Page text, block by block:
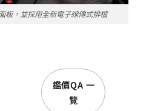
板，並採用全新電子線傳式排檔
鑑價QA 一
覽